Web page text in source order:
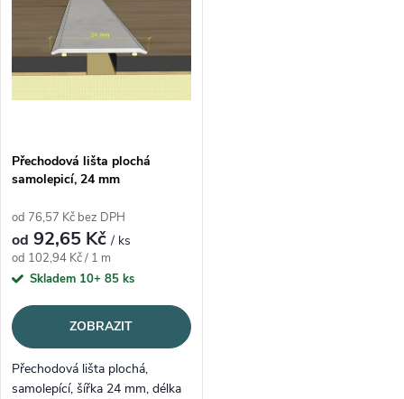
Abecedně
Přechodová lišta plochá
samolepicí, 24 mm
od 76,57 Kč bez DPH
od 92,65 Kč/ ks
Měrná cena:
od 102,94 Kč / 1 m
Skladem 10+ 85 ks
ZOBRAZIT
Přechodová lišta plochá,
samolepící, šířka 24 mm, délka